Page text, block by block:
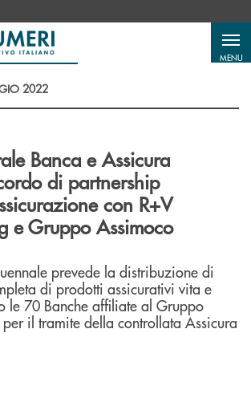
MENU
2022
Banca e Assicura
di partnership
con R+V
e Gruppo Assimoco
prevede la distribuzione di
di prodotti assicurativi vita e
le 70 Banche affiliate al Gruppo
il tramite della controllata Assicura